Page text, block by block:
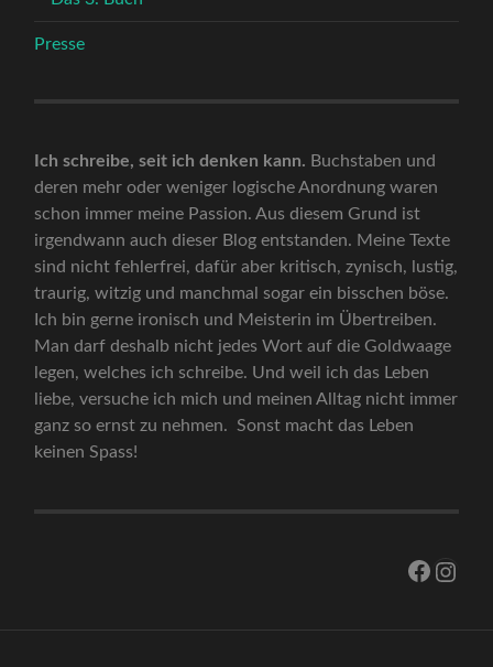
Presse
Ich schreibe, seit ich denken kann. Buchstaben und
deren mehr oder weniger logische Anordnung waren
schon immer meine Passion. Aus diesem Grund ist
irgendwann auch dieser Blog entstanden. Meine Texte
sind nicht fehlerfrei, dafür aber kritisch, zynisch, lustig,
traurig, witzig und manchmal sogar ein bisschen böse.
Ich bin gerne ironisch und Meisterin im Übertreiben.
Man darf deshalb nicht jedes Wort auf die Goldwaage
legen, welches ich schreibe. Und weil ich das Leben
liebe, versuche ich mich und meinen Alltag nicht immer
ganz so ernst zu nehmen. Sonst macht das Leben
keinen Spass!